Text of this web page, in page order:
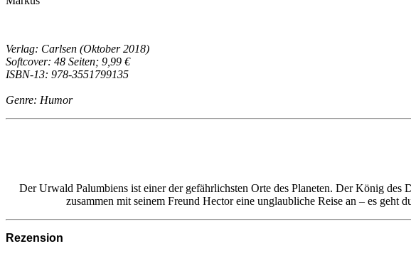
Verlag: Carlsen (Oktober 2018)
Softcover: 48 Seiten; 9,99 €
ISBN-13: 978-3551799135
Genre: Humor
Der Urwald Palumbiens ist einer der gefährlichsten Orte des Planeten. Der König
zusammen mit seinem Freund Hector eine unglaubliche Reise an – es
Rezension